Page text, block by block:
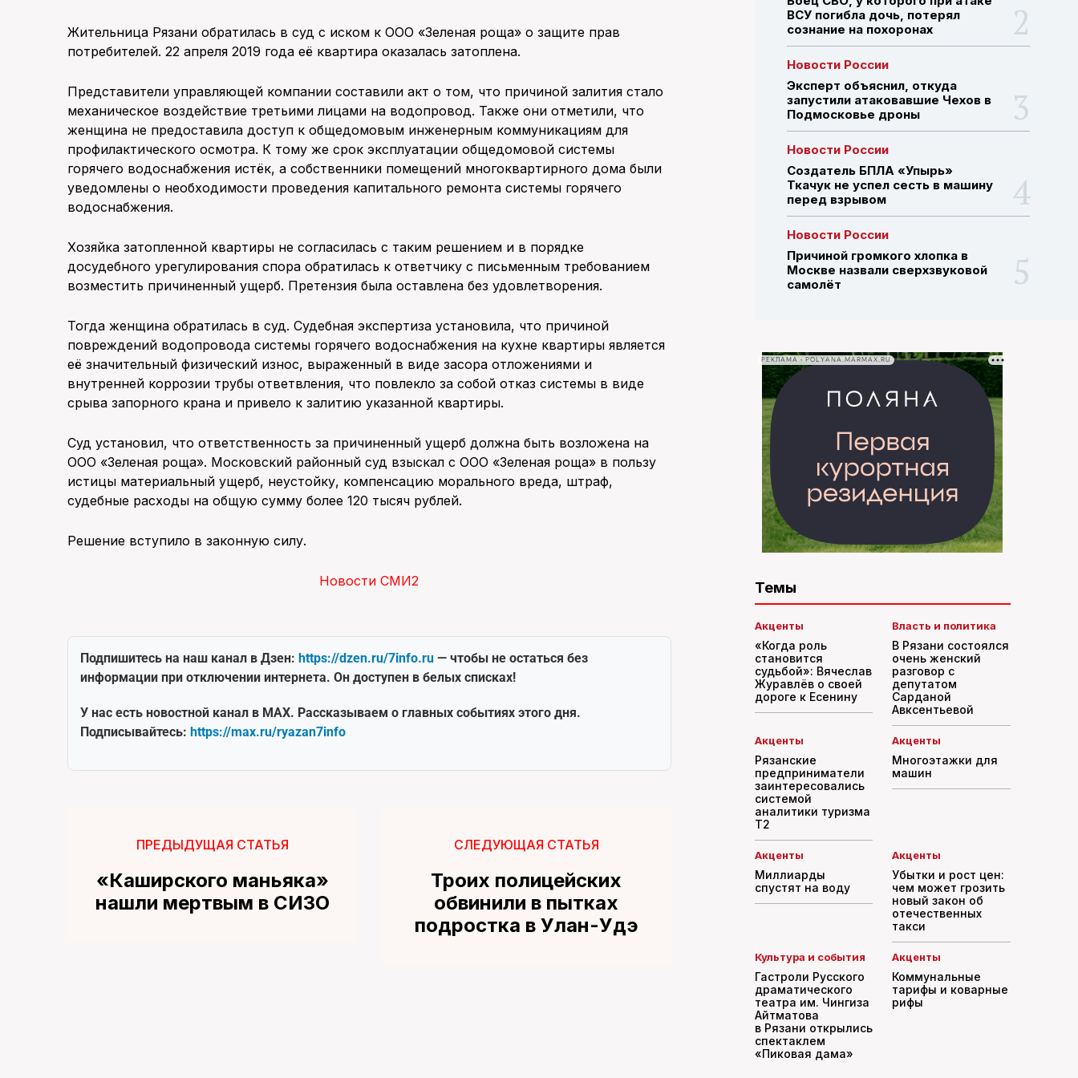
ПОИСК ПО САЙТУ
Жительница Рязани обратилась в суд с иском к ООО «Зеленая роща» о защите прав
потребителей. 22 апреля 2019 года её квартира оказалась затоплена.
Представители управляющей компании составили акт о том, что причиной залития стало
механическое воздействие третьими лицами на водопровод. Также они отметили, что
женщина не предоставила доступ к общедомовым инженерным коммуникациям для
профилактического осмотра. К тому же срок эксплуатации общедомовой системы
горячего водоснабжения истёк, а собственники помещений многоквартирного дома были
уведомлены о необходимости проведения капитального ремонта системы горячего
водоснабжения.
Хозяйка затопленной квартиры не согласилась с таким решением и в порядке
досудебного урегулирования спора обратилась к ответчику с письменным требованием
возместить причиненный ущерб. Претензия была оставлена без удовлетворения.
Тогда женщина обратилась в суд. Судебная экспертиза установила, что причиной
повреждений водопровода системы горячего водоснабжения на кухне квартиры является
её значительный физический износ, выраженный в виде засора отложениями и
внутренней коррозии трубы ответвления, что повлекло за собой отказ системы в виде
срыва запорного крана и привело к залитию указанной квартиры.
Суд установил, что ответственность за причиненный ущерб должна быть возложена на
ООО «Зеленая роща». Московский районный суд взыскал с ООО «Зеленая роща» в пользу
истицы материальный ущерб, неустойку, компенсацию морального вреда, штраф,
судебные расходы на общую сумму более 120 тысяч рублей.
Решение вступило в законную силу.
Новости СМИ2
Подпишитесь на наш канал в Дзен: https://dzen.ru/7info.ru — чтобы не остаться без
информации при отключении интернета. Он доступен в белых списках!
У нас есть новостной канал в MAX. Рассказываем о главных событиях этого дня.
Подписывайтесь: https://max.ru/ryazan7info
ПРЕДЫДУЩАЯ СТАТЬЯ
«Каширского маньяка»
нашли мертвым в СИЗО
СЛЕДУЮЩАЯ СТАТЬЯ
Троих полицейских
обвинили в пытках
подростка в Улан-Удэ
ВСУ погибла дочь, потерял
сознание на похоронах
Новости России
Эксперт объяснил, откуда
запустили атаковавшие Чехов в
Подмосковье дроны
Новости России
Создатель БПЛА «Упырь»
Ткачук не успел сесть в машину
перед взрывом
Новости России
Причиной громкого хлопка в
Москве назвали сверхзвуковой
самолёт
РЕКЛАМА • POLYANA.MARMAX.RU
Темы
Акценты
«Когда роль
становится
судьбой»: Вячеслав
Журавлёв о своей
дороге к Есенину
Власть и политика
В Рязани состоялся
очень женский
разговор с
депутатом
Сарданой
Авксентьевой
Акценты
Рязанские
предприниматели
заинтересовались
системой
аналитики туризма
T2
Акценты
Многоэтажки для
машин
Акценты
Миллиарды
спустят на воду
Акценты
Убытки и рост цен:
чем может грозить
новый закон об
отечественных
такси
Культура и события
Гастроли Русского
драматического
театра им. Чингиза
Айтматова
в Рязани открылись
спектаклем
«Пиковая дама»
Акценты
Коммунальные
тарифы и коварные
рифы